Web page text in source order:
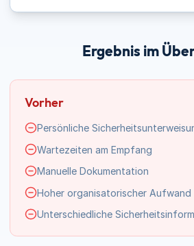
Ergebnis im
Vorher
Persönliche
Wartezeiten am Empfang
Manuelle Dokumentation
Hoher organisatorischer Aufwand
Unterschiedliche